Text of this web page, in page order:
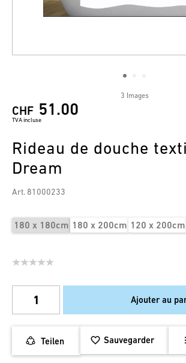
3 Images
CHF 51.00
TVA incluse
Rideau de douche
Dream
Art. 81000233
180 x 180cm 180 x 200cm 120 x 200cm
Ajouter au
Teilen Sauvegarder